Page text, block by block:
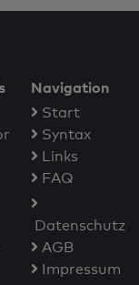
Navigation
Start
Syntax
Links
FAQ
Datenschutz
AGB
Impressum